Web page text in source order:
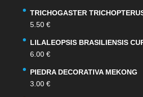
TRICHOGASTER
5.50 €
LILALEOPSIS BRASILIENSIS
6.00 €
PIEDRA DECORATIVA MEKONG
3.00 €